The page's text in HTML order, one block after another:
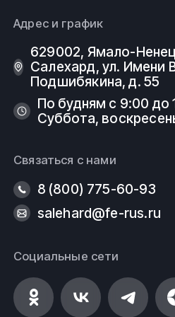
и техническим условиям (ТУ).
ОООФеРус, г.Салехард.
Адрес и график
629002, Ямало-
Салехард, ул. Имени
Подшибякина, д. 55
По будням с 9:00 до
Суббота,
Связаться с нами
8 (800) 775-60-93
salehard@fe-rus.ru
Социальные сети